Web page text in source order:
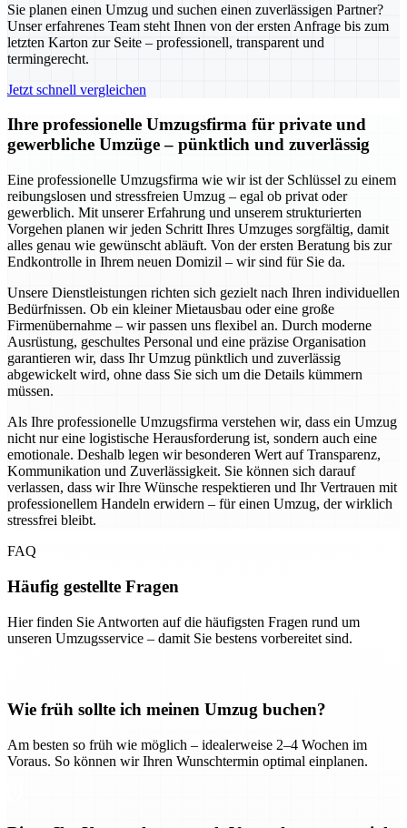
Sie planen einen Umzug und suchen einen zuverlässigen Partner?
Unser erfahrenes Team steht Ihnen von der ersten Anfrage bis zum
letzten Karton zur Seite – professionell, transparent und
termingerecht.
Jetzt schnell vergleichen
Ihre professionelle Umzugsfirma für private und
gewerbliche Umzüge – pünktlich und zuverlässig
Eine professionelle Umzugsfirma wie wir ist der Schlüssel zu einem
reibungslosen und stressfreien Umzug – egal ob privat oder
gewerblich. Mit unserer Erfahrung und unserem strukturierten
Vorgehen planen wir jeden Schritt Ihres Umzuges sorgfältig, damit
alles genau wie gewünscht abläuft. Von der ersten Beratung bis zur
Endkontrolle in Ihrem neuen Domizil – wir sind für Sie da.
Unsere Dienstleistungen richten sich gezielt nach Ihren individuellen
Bedürfnissen. Ob ein kleiner Mietausbau oder eine große
Firmenübernahme – wir passen uns flexibel an. Durch moderne
Ausrüstung, geschultes Personal und eine präzise Organisation
garantieren wir, dass Ihr Umzug pünktlich und zuverlässig
abgewickelt wird, ohne dass Sie sich um die Details kümmern
müssen.
Als Ihre professionelle Umzugsfirma verstehen wir, dass ein Umzug
nicht nur eine logistische Herausforderung ist, sondern auch eine
emotionale. Deshalb legen wir besonderen Wert auf Transparenz,
Kommunikation und Zuverlässigkeit. Sie können sich darauf
verlassen, dass wir Ihre Wünsche respektieren und Ihr Vertrauen mit
professionellem Handeln erwidern – für einen Umzug, der wirklich
stressfrei bleibt.
FAQ
Häufig gestellte Fragen
Hier finden Sie Antworten auf die häufigsten Fragen rund um
unseren Umzugsservice – damit Sie bestens vorbereitet sind.
Wie früh sollte ich meinen Umzug buchen?
Am besten so früh wie möglich – idealerweise 2–4 Wochen im
Voraus. So können wir Ihren Wunschtermin optimal einplanen.